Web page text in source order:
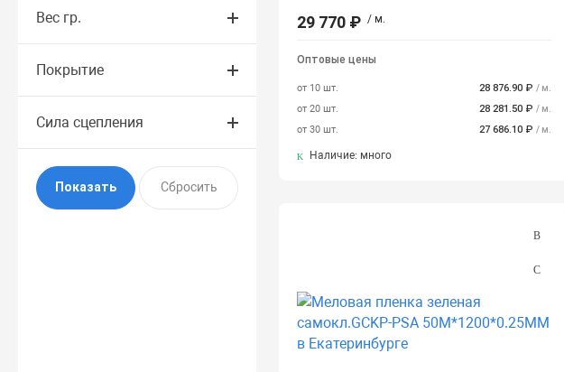
Вес гр.
Покрытие
Сила сцепления
29 770 ₽ / м.
Оптовые цены
от 10 шт. 28 876.90 ₽/ м.
от 20 шт. 28 281.50 ₽/ м.
от 30 шт. 27 686.10 ₽/ м.
Наличие: много